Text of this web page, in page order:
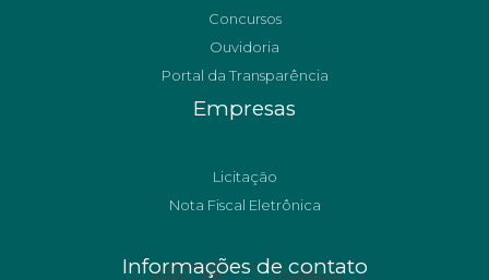
Concursos
Ouvidoria
Portal da Transparência
Empresas
Licitação
Nota Fiscal Eletrônica
Informações de contato